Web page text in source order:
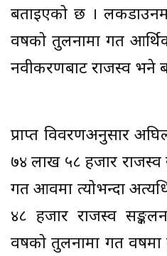
बताइएको छ ।
वर्षको तुलनामा गत
नवीकरणबाट राजस्व भने
प्राप्त विवरणअनुसार
७४ लाख ५८ हजार
गत आवमा त्योभन्दा
४८ हजार राजस्व
वर्षको तुलनामा गत